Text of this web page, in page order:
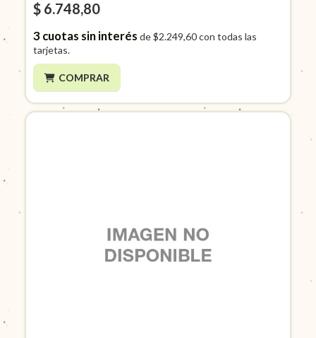
$ 6.748,80
3cuotas sin interés de$2.249,60con todas las
tarjetas.
COMPRAR